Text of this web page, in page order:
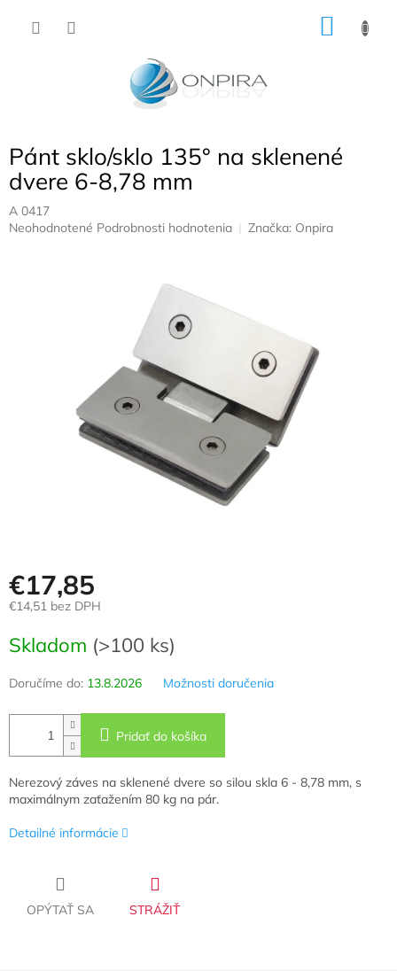
Pánt sklo/sklo 135° na sklenené
dvere 6-8,78 mm
A 0417
Priemerné
Neohodnotené Podrobnosti hodnotenia Značka: Onpira
€17,85
€14,51 bez DPH
cena:
Skladom (>100 ks)
Doručíme do: 13.8.2026 Možnosti doručenia
Pridať do košíka
Nerezový záves na sklenené dvere so silou skla 6 - 8,78 mm, s
maximálnym zaťažením 80 kg na pár.
Detailné informácie
OPÝTAŤ SA STRÁŽIŤ